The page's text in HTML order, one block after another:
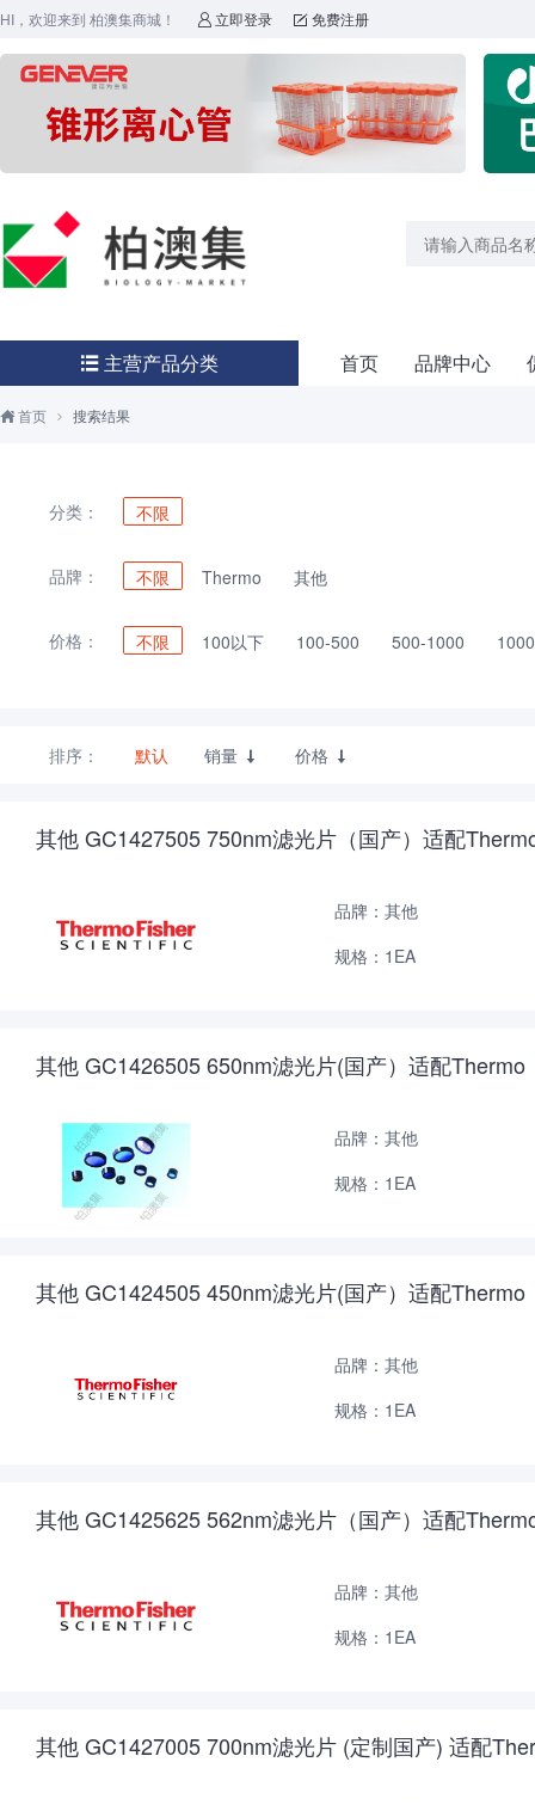
HI，欢迎来到 柏澳集商城！  立即登录  免费注册
首页 品牌中心
 主营产品分类
 首页  搜索结果
分类： 不限
品牌： 不限 Thermo 其他
价格： 不限 100以下 100-500 500-1000
排序： 默认 销量  价格 
其他 GC1427505 750nm滤光片（国产）适配
品牌：其他
规格：1EA
其他 GC1426505 650nm滤光片(国产）适配Thermo
品牌：其他
规格：1EA
其他 GC1424505 450nm滤光片(国产）适配Thermo
品牌：其他
规格：1EA
其他 GC1425625 562nm滤光片（国产）适配
品牌：其他
规格：1EA
其他 GC1427005 700nm滤光片 (定制国产) 适配